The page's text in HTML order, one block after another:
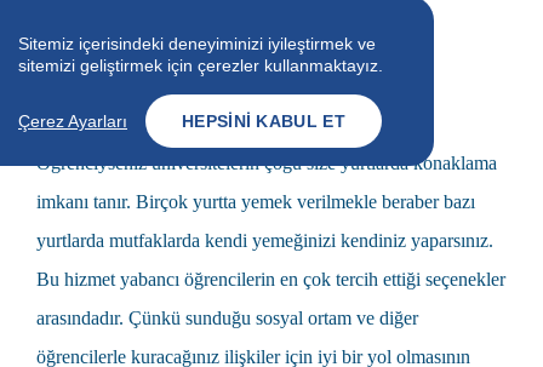
Yurt Konaklama
8 Addition 1 Konaklama
Konaklama için en iyi seçeneklerden biri yurtlardır.
Öğrenciyseniz üniversitelerin çoğu size yurtlarda konaklama
imkanı tanır. Birçok yurtta yemek verilmekle beraber bazı
yurtlarda mutfaklarda kendi yemeğinizi kendiniz yaparsınız.
Bu hizmet yabancı öğrencilerin en çok tercih ettiği seçenekler
arasındadır. Çünkü sunduğu sosyal ortam ve diğer
öğrencilerle kuracağınız ilişkiler için iyi bir yol olmasının
Sitemiz içerisindeki deneyiminizi iyileştirmek ve
sitemizi geliştirmek için çerezler kullanmaktayız.
Çerez Ayarları HEPSINI KABUL ET